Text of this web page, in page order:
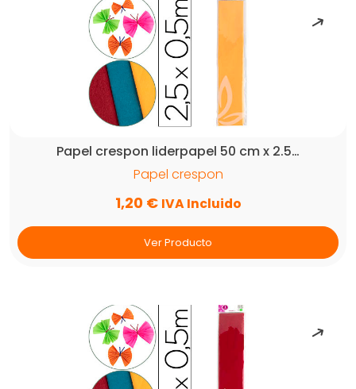
Papel crespon liderpapel 50 cm x 2.5…
Papel crespon
1,20 € IVA Incluido
Ver Producto